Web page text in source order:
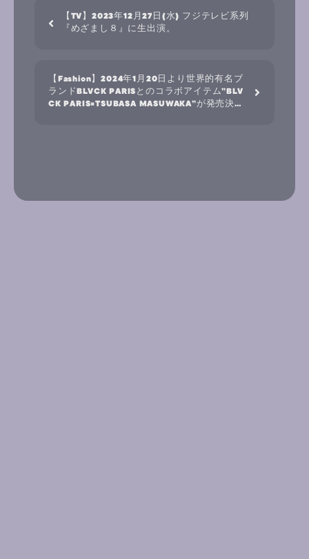
【TV】2023年12月27日(水) フジテレビ系列
『めざまし８』に生出演。
【Fashion】2024年1月20日より世界的有名ブ
ランドBLVCK PARISとのコラボアイテム”BLV
CK PARIS×TSUBASA MASUWAKA”が発売決